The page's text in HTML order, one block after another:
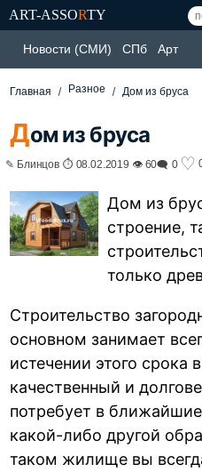
ART-ASSORTY
Новости (СМИ) СПб Арт
Главная Разное Дом из бруса
Дом из бруса
✎ Блинцов ⏱ 08.02.2019 👁 60🗨 0 ♡
Дом из
строение,
только
Строительство
основном занимает
истечении этого срока
качественный и
потребует в
какой-либо другой
таком жилище вы